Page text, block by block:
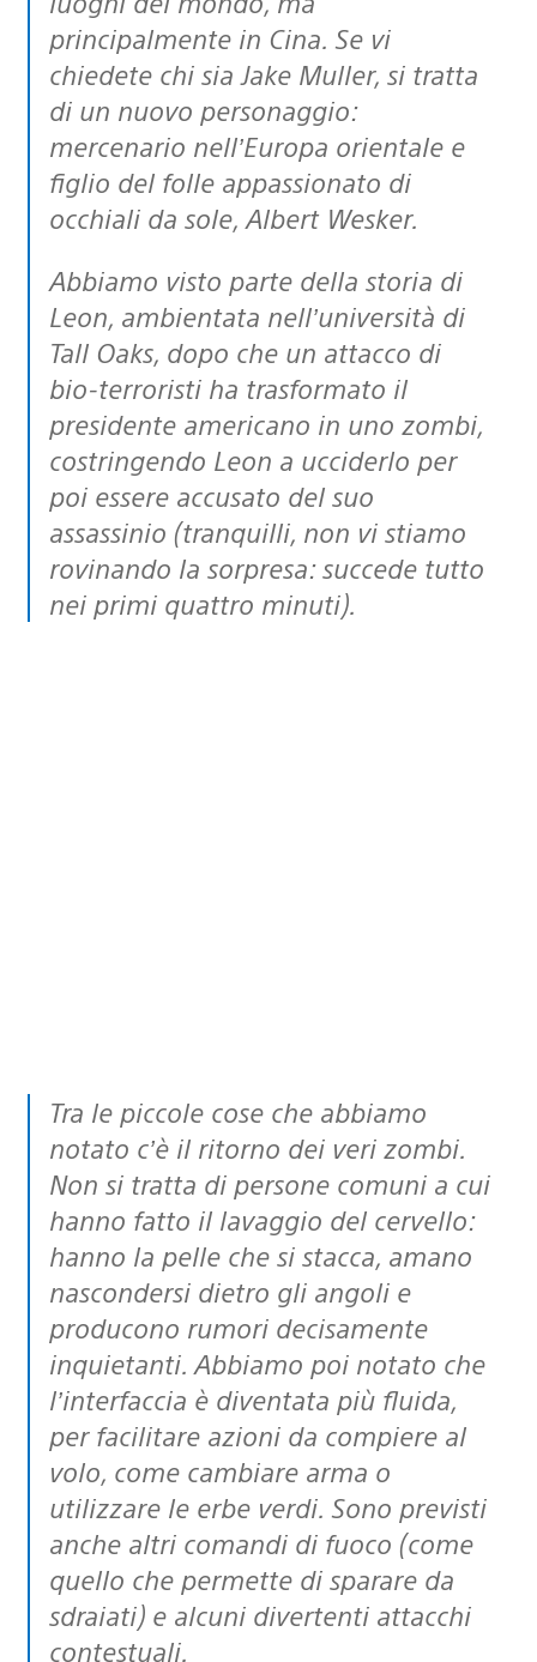
principalmente in Cina. Se vi
chiedete chi sia Jake Muller, si tratta
di un nuovo personaggio:
mercenario nell’Europa orientale e
figlio del folle appassionato di
occhiali da sole, Albert Wesker.
Abbiamo visto parte della storia di
Leon, ambientata nell’università di
Tall Oaks, dopo che un attacco di
bio-terroristi ha trasformato il
presidente americano in uno zombi,
costringendo Leon a ucciderlo per
poi essere accusato del suo
assassinio (tranquilli, non vi stiamo
rovinando la sorpresa: succede tutto
nei primi quattro minuti).
Tra le piccole cose che abbiamo
notato c’è il ritorno dei veri zombi.
Non si tratta di persone comuni a cui
hanno fatto il lavaggio del cervello:
hanno la pelle che si stacca, amano
nascondersi dietro gli angoli e
producono rumori decisamente
inquietanti. Abbiamo poi notato che
l’interfaccia è diventata più fluida,
per facilitare azioni da compiere al
volo, come cambiare arma o
utilizzare le erbe verdi. Sono previsti
anche altri comandi di fuoco (come
quello che permette di sparare da
sdraiati) e alcuni divertenti attacchi
contestuali.